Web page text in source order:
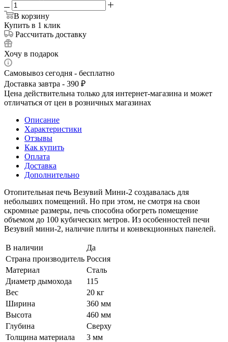
В корзину
Купить в 1 клик
Рассчитать доставку
Хочу в подарок
Самовывоз сегодня - бесплатно
Доставка завтра - 390 ₽
Цена действительна только для интернет-магазина и может
отличаться от цен в розничных магазинах
Описание
Характеристики
Отзывы
Как купить
Оплата
Доставка
Дополнительно
Отопительная печь Везувий Мини-2 создавалась для
небольших помещений. Но при этом, не смотря на свои
скромные размеры, печь способна обогреть помещение
объемом до 100 кубических метров. Из особенностей печи
Везувий мини-2, наличие плиты и конвекционных панелей.
В наличии
Да
Страна производитель Россия
Материал
Сталь
Диаметр дымохода
115
Вес
20 кг
Ширина
360 мм
Высота
460 мм
Глубина
Сверху
Толщина материала
3 мм